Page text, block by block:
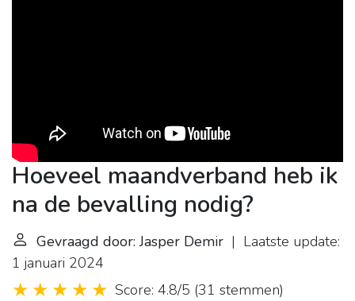
Hoeveel maandverband heb ik
na de bevalling nodig?
Gevraagd door: Jasper Demir | Laatste update:
1 januari 2024
Score: 4.8/5 (31 stemmen)